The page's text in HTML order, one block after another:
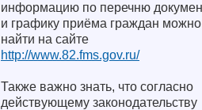
информацию по перечню
и графику приёма граждан можно
найти на сайте
http://www.82.fms.gov.ru/
Также важно знать, что согласно
действующему законодательству